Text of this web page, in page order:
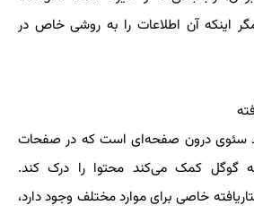
اینکه آن اطلاعات را به روشی خاص در
کد سئوی درون صفحه‌ای است که در صفحات
گوگل کمک می‌کند محتوا را درک کند.
خاصی برای موارد مختلف وجود دارد،